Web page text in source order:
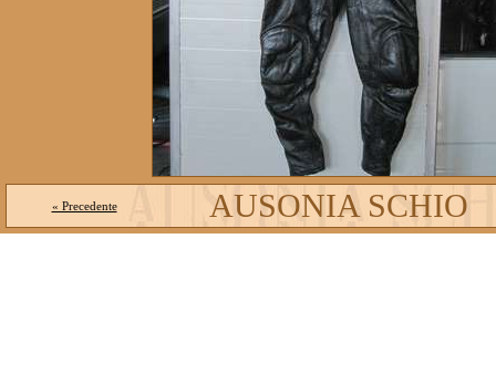
« Precedente AUSONIA SCHIO